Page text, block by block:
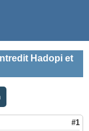
Hadopi et
#1